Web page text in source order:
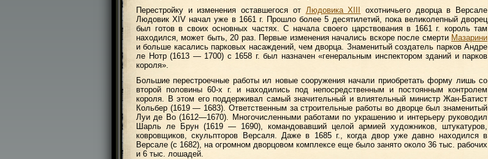
Перестройку и изменения оставшегося от Людовика XIII
охотничьего дворца в Версале
Людовик XIV начал уже в 1661 г. Прошло более 5 десятилетий, пока великолепный дворец
был готов в своих основных частях. С начала своего царствования в 1661 г. король там
находился, может быть, 20 раз. Первые изменения начались вскоре после смерти Мазарини
и больше касались парковых насаждений, чем дворца. Знаменитый создатель парков Андре
ле Нотр (1613 — 1700) с 1658 г. был назначен «генеральным инспектором зданий и парков
короля».
Большие перестроечные работы ил новые сооружения начали приобретать форму лишь со
второй половины 60-х г. и находились под непосредственным и постоянным контролем
короля. В этом его поддерживал самый значительный и влиятельный министр Жан-Батист
Кольбер (1619 — 1683). Ответственным за строительные работы во дворце был знаменитый
Луи де Во (1612—1670). Многочисленными работами по украшению и интерьеру руководил
Шарль ле Брун (1619 — 1690), командовавший целой армией художников, штукатуров,
ковровщиков, скульпторов Версаля. Даже в 1685 г., когда двор уже давно находился в
Версале (с 1682), на огромном дворцовом комплексе еще было занято около 36 тыс. рабочих
и 6 тыс. лошадей.